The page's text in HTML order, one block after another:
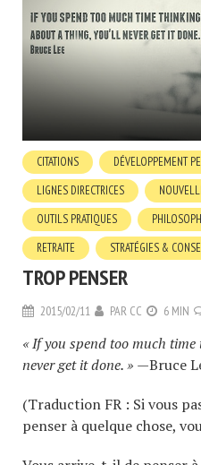
CITATIONS
DÉVELOPPEMENT
LIGNES DIRECTRICES
OUTILS PRATIQUES
RETRAITE
STRATÉGIES &
TROP PENSER
2015/02/11 PAR CC 6 MIN
« If you spend too much
never get it done. » —Bruce
(Traduction FR : Si vous
penser à quelque chose,